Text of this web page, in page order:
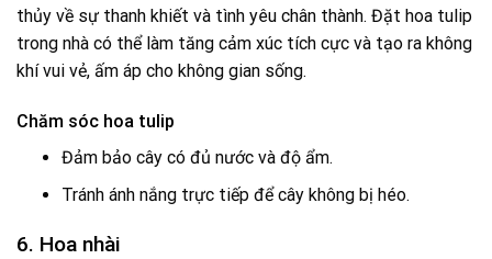
thủy về sự thanh khiết và tình yêu chân thành. Đặt hoa tulip
trong nhà có thể làm tăng cảm xúc tích cực và tạo ra không
khí vui vẻ, ấm áp cho không gian sống.
Chăm sóc hoa tulip
Đảm bảo cây có đủ nước và độ ẩm.
Tránh ánh nắng trực tiếp để cây không bị héo.
6. Hoa nhài